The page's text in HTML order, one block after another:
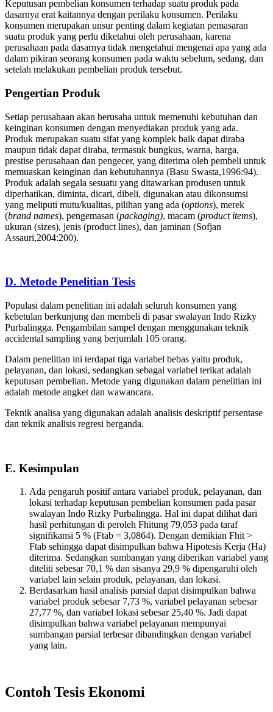
Keputusan pembelian konsumen terhadap suatu produk pada
dasarnya erat kaitannya dengan perilaku konsumen. Perilaku
konsumen merupakan unsur penting dalam kegiatan pemasaran
suatu produk yang perlu diketahui oleh perusahaan, karena
perusahaan pada dasarnya tidak mengetahui mengenai apa yang ada
dalam pikiran seorang konsumen pada waktu sebelum, sedang, dan
setelah melakukan pembelian produk tersebut.
Pengertian Produk
Setiap perusahaan akan berusaha untuk memenuhi kebutuhan dan
keinginan konsumen dengan menyediakan produk yang ada.
Produk merupakan suatu sifat yang komplek baik dapat diraba
maupun tidak dapat diraba, termasuk bungkus, warna, harga,
prestise perusahaan dan pengecer, yang diterima oleh pembeli untuk
memuaskan keinginan dan kebutuhannya (Basu Swasta,1996:94).
Produk adalah segala sesuatu yang ditawarkan produsen untuk
diperhatikan, diminta, dicari, dibeli, digunakan atau dikonsumsi
yang meliputi mutu/kualitas, pilihan yang ada (options), merek
(brand names), pengemasan (packaging), macam (product items),
ukuran (sizes), jenis (product lines), dan jaminan (Sofjan
Assauri,2004:200).
D. Metode Penelitian Tesis
Populasi dalam penelitian ini adalah seluruh konsumen yang
kebetulan berkunjung dan membeli di pasar swalayan Indo Rizky
Purbalingga. Pengambilan sampel dengan menggunakan teknik
accidental sampling yang berjumlah 105 orang.
Dalam penelitian ini terdapat tiga variabel bebas yaitu produk,
pelayanan, dan lokasi, sedangkan sebagai variabel terikat adalah
keputusan pembelian. Metode yang digunakan dalam penelitian ini
adalah metode angket dan wawancara.
Teknik analisa yang digunakan adalah analisis deskriptif persentase
dan teknik analisis regresi berganda.
E. Kesimpulan
Ada pengaruh positif antara variabel produk, pelayanan, dan
lokasi terhadap keputusan pembelian konsumen pada pasar
swalayan Indo Rizky Purbalingga. Hal ini dapat dilihat dari
hasil perhitungan di peroleh Fhitung 79,053 pada taraf
signifikansi 5 % (Ftab = 3,0864). Dengan demikian Fhit >
Ftab sehingga dapat disimpulkan bahwa Hipotesis Kerja (Ha)
diterima. Sedangkan sumbangan yang diberikan variabel yang
diteliti sebesar 70,1 % dan sisanya 29,9 % dipengaruhi oleh
variabel lain selain produk, pelayanan, dan lokasi.
Berdasarkan hasil analisis parsial dapat disimpulkan bahwa
variabel produk sebesar 7,73 %, variabel pelayanan sebesar
27,77 %, dan variabel lokasi sebesar 25,40 %. Jadi dapat
disimpulkan bahwa variabel pelayanan mempunyai
sumbangan parsial terbesar dibandingkan dengan variabel
yang lain.
Contoh Tesis Ekonomi